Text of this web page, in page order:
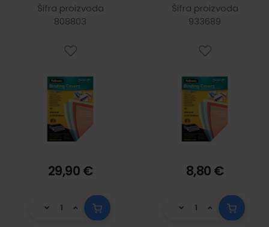
prozirna, Fellowes
Šifra proizvoda
808803
29,90 €
Fellowes
Šifra proizvoda
933689
8,80 €